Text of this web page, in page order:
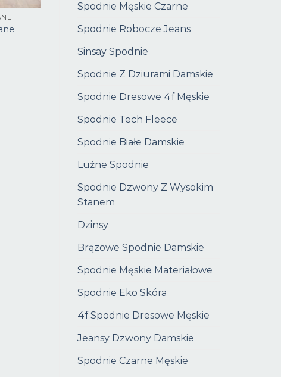
Spodnie Męskie Czarne
Spodnie Robocze Jeans
Sinsay Spodnie
Spodnie Z Dziurami Damskie
Spodnie Dresowe 4f Męskie
Spodnie Tech Fleece
Spodnie Białe Damskie
Luźne Spodnie
Spodnie Dzwony Z Wysokim
Stanem
Dzinsy
Brązowe Spodnie Damskie
Spodnie Męskie Materiałowe
Spodnie Eko Skóra
4f Spodnie Dresowe Męskie
Jeansy Dzwony Damskie
Spodnie Czarne Męskie